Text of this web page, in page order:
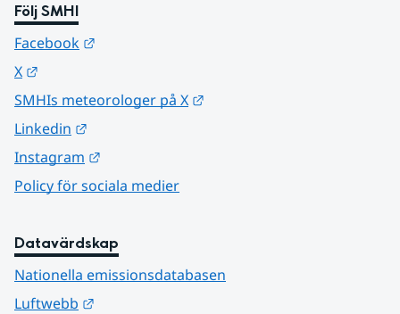
Följ SMHI
Facebook
X
SMHIs meteorologer på X
Linkedin
Instagram
Policy för sociala medier
Datavärdskap
Nationella emissionsdatabasen
Luftwebb